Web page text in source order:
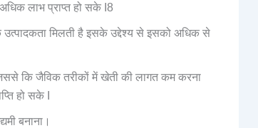
लाभ प्राप्त हो सके I8
मिलती है इसके उद्देश्य से इसको अधिक से
कि जैविक तरीकों में खेती की लागत कम करना
हो सके I
बनाना।